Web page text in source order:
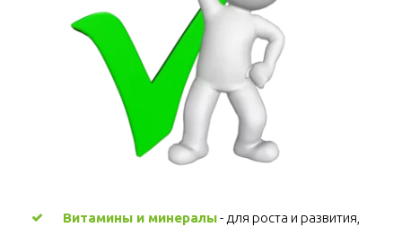
Витамины и минералы - для роста и развития,